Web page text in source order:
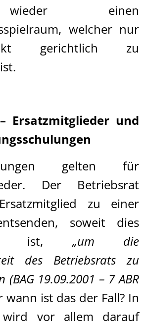
einen
welcher nur
gerichtlich zu
Ersatzmitglieder und
gelten für
Der Betriebsrat
zu einer
soweit dies
ist, „um die
des Betriebsrats zu
(BAG 19.09.2001 – 7 ABR
wann ist das der Fall? In
vor allem darauf